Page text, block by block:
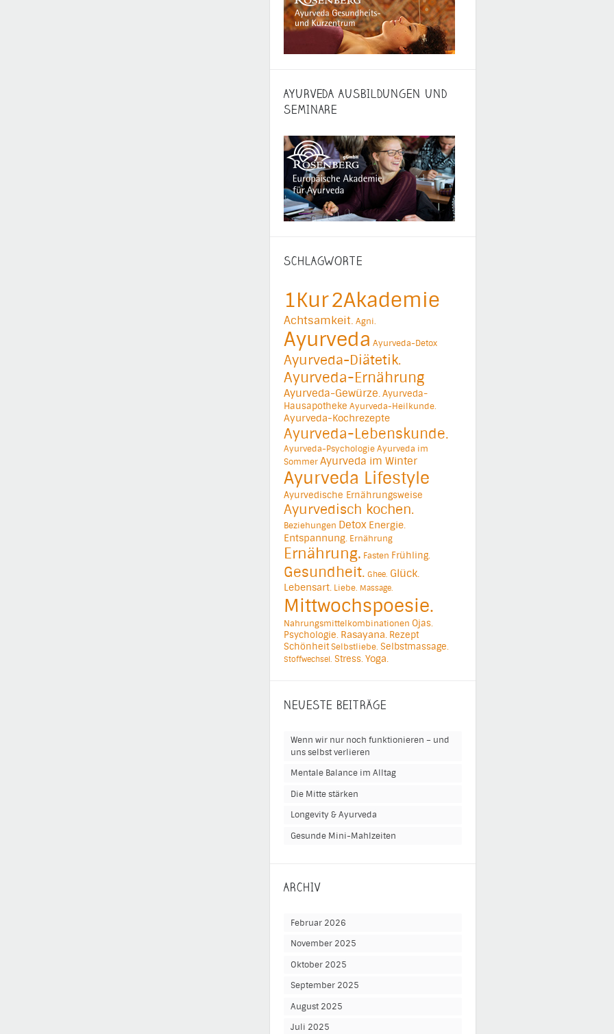
AYURVEDA AUSBILDUNGEN UND
SEMINARE
SCHLAGWORTE
1Kur2Akademie
Achtsamkeit. Agni.
Ayurveda Ayurveda-Detox
Ayurveda-Diätetik.
Ayurveda-Ernährung
Ayurveda-Gewürze.Ayurveda-
Hausapotheke Ayurveda-Heilkunde.
Ayurveda-Kochrezepte
Ayurveda-Lebenskunde.
Ayurveda-PsychologieAyurveda im
SommerAyurveda im Winter
Ayurveda Lifestyle
Ayurvedische Ernährungsweise
Ayurvedisch kochen.
Beziehungen Detox Energie.
Entspannung. Ernährung
Ernährung. Fasten Frühling.
Gesundheit. Ghee. Glück.
Lebensart. Liebe. Massage.
Mittwochspoesie.
Nahrungsmittelkombinationen Ojas.
Psychologie. Rasayana. Rezept
SchönheitSelbstliebe. Selbstmassage.
Stoffwechsel. Stress.Yoga.
NEUESTE BEITRÄGE
Wenn wir nur noch funktionieren – und
uns selbst verlieren
Mentale Balance im Alltag
Die Mitte stärken
Longevity & Ayurveda
Gesunde Mini-Mahlzeiten
ARCHIV
Februar 2026
November 2025
Oktober 2025
September 2025
August 2025
Juli 2025